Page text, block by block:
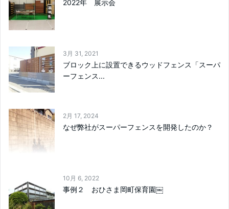
2022年 展示会
3月 31, 2021
ブロック上に設置できるウッドフェンス「スーパ
ーフェンス...
2月 17, 2024
なぜ弊社がスーパーフェンスを開発したのか？
10月 6, 2022
事例２ おひさま岡町保育園￼